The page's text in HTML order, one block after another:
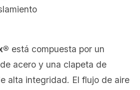
está compuesta por un
acero y una clapeta de
alta integridad. El flujo de aire